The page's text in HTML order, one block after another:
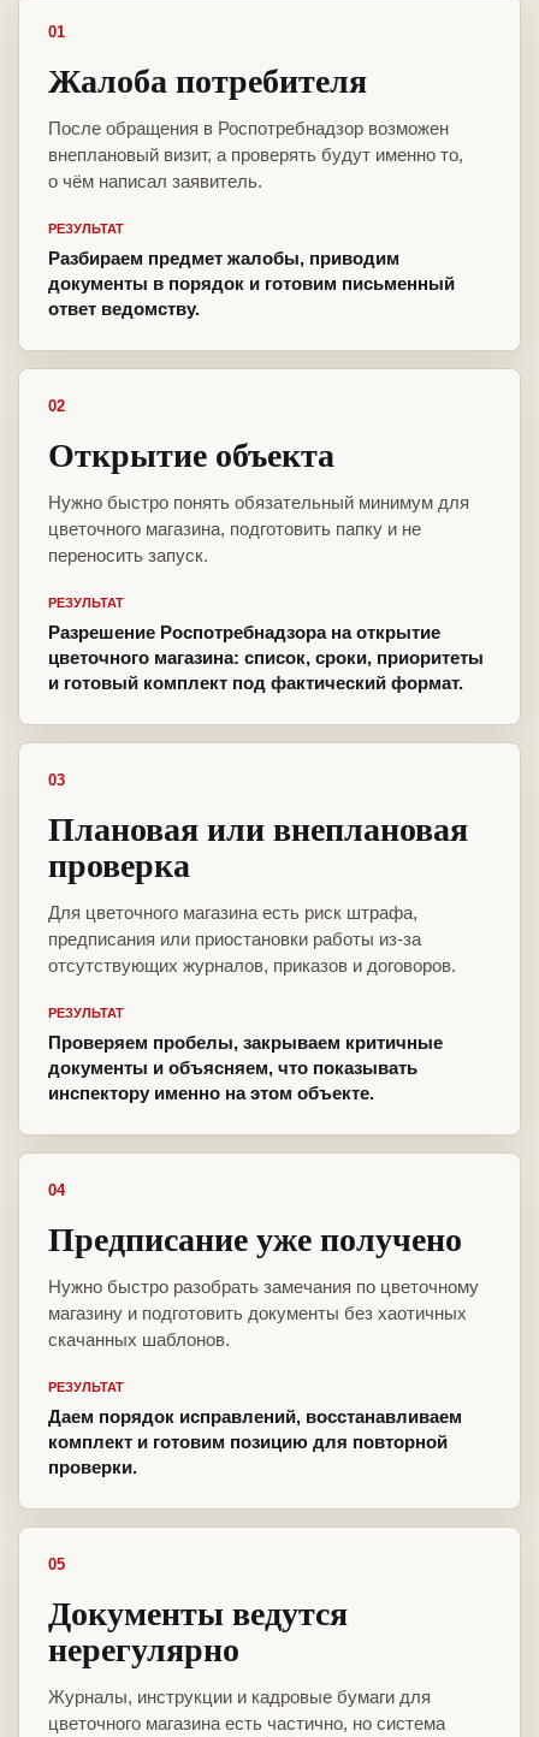
01
Жалоба потребителя
После обращения в Роспотребнадзор возможен
внеплановый визит, а проверять будут именно то,
о чём написал заявитель.
РЕЗУЛЬТАТ
Разбираем предмет жалобы, приводим
документы в порядок и готовим письменный
ответ ведомству.
02
Открытие объекта
Нужно быстро понять обязательный минимум для
цветочного магазина, подготовить папку и не
переносить запуск.
РЕЗУЛЬТАТ
Разрешение Роспотребнадзора на открытие
цветочного магазина: список, сроки, приоритеты
и готовый комплект под фактический формат.
03
Плановая или внеплановая
проверка
Для цветочного магазина есть риск штрафа,
предписания или приостановки работы из-за
отсутствующих журналов, приказов и договоров.
РЕЗУЛЬТАТ
Проверяем пробелы, закрываем критичные
документы и объясняем, что показывать
инспектору именно на этом объекте.
04
Предписание уже получено
Нужно быстро разобрать замечания по цветочному
магазину и подготовить документы без хаотичных
скачанных шаблонов.
РЕЗУЛЬТАТ
Даем порядок исправлений, восстанавливаем
комплект и готовим позицию для повторной
проверки.
05
Документы ведутся
нерегулярно
Журналы, инструкции и кадровые бумаги для
цветочного магазина есть частично, но система